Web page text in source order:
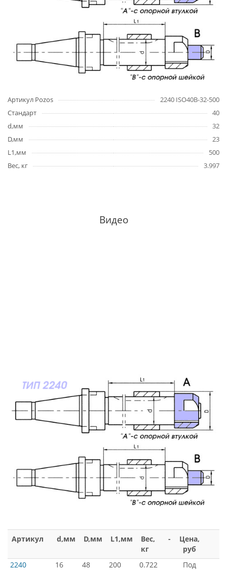
Артикул Pozos
2240 ISO40B-32-500
Стандарт
40
d,мм
32
D,мм
23
L1,мм
500
Вес, кг
3.997
Видео
Артикул d,мм D,мм L1,мм
Вес,
кг
-
Цена,
руб
2240
16 48 200 0.722
Под